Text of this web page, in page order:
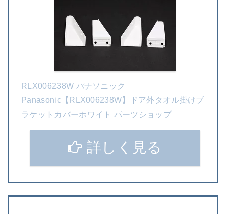
RLX006238W パナソニック
Panasonic【RLX006238W】ドア外タオル掛けブ
ラケットカバーホワイト パーツショップ
詳しく見る